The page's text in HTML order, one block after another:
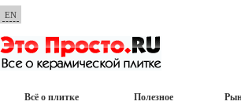
EN
Всё о плитке Полезное